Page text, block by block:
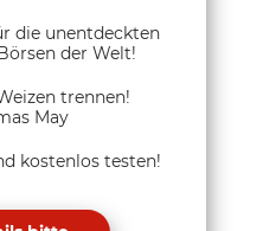
die unentdeckten
der Welt!
trennen!
May
kostenlos testen!